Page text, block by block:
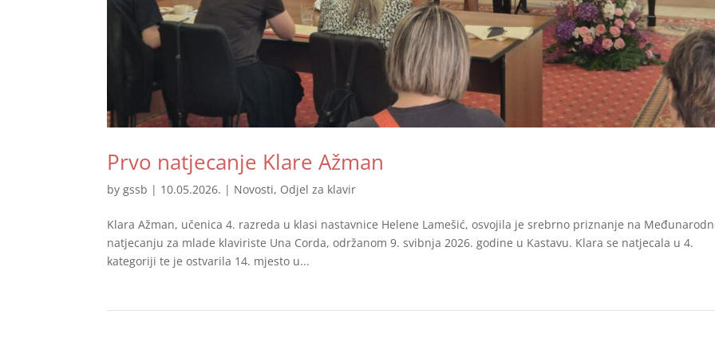
Prvo natjecanje Klare Ažman
bygssb | 10.05.2026. | Novosti, Odjel za klavir
Klara Ažman, učenica 4. razreda u klasi nastavnice Helene Lamešić, osvojila je srebrno priznanje na
natjecanju za mlade klaviriste Una Corda, održanom 9. svibnja 2026. godine u Kastavu. Klara se natjecala u 4.
kategoriji te je ostvarila 14. mjesto u...